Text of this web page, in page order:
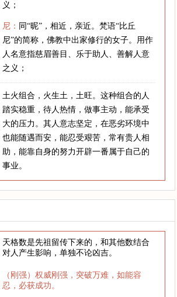
义；
尼： 同“昵”，相近，亲近。梵语“比丘
尼”的简称，佛教中出家修行的女子。用作
人名意指慈眉善目、乐于助人、善解人意
之义；
土火组合，火生土，土旺。这种组合的人
踏实稳重，待人热情，做事主动，能承受
大的压力。其人意志坚定，在恶劣环境中
也能随遇而安，能忍受艰苦，常有贵人相
助，能靠自身的努力开辟一番属于自己的
事业。
天格数是先祖留传下来的，和其他数结合
对人产生影响，单独不论凶吉。
（刚强）权威刚强，突破万难，如能容
忍，必获成功。